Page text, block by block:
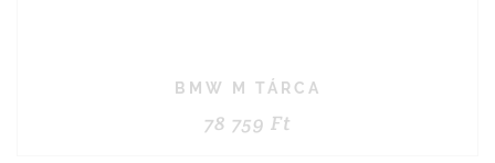
BMW M TÁRCA
78 759 Ft